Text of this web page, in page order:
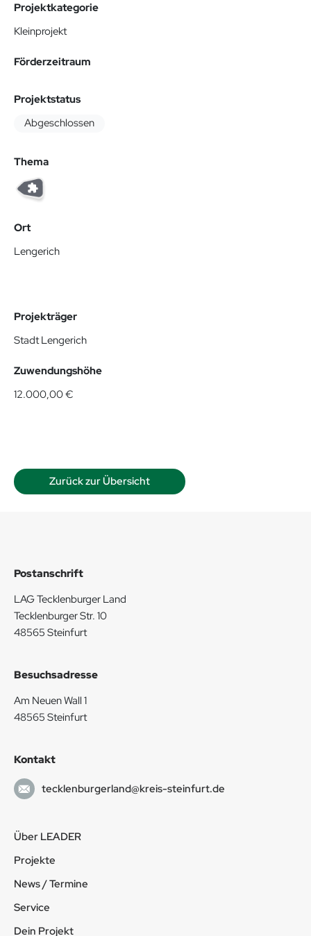
Projektkategorie
Kleinprojekt
Förderzeitraum
Projektstatus
Abgeschlossen
Thema
Ort
Lengerich
Projekträger
Stadt Lengerich
Zuwendungshöhe
12.000,00 €
Zurück zur Übersicht
Postanschrift
LAG Tecklenburger Land
Tecklenburger Str. 10
48565 Steinfurt
Besuchsadresse
Am Neuen Wall 1
48565 Steinfurt
Kontakt
tecklenburgerland@kreis-steinfurt.de
Über LEADER
Projekte
News / Termine
Service
Dein Projekt